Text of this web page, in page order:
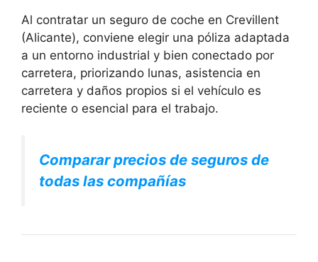
Al contratar un seguro de coche en Crevillent
(Alicante), conviene elegir una póliza adaptada
a un entorno industrial y bien conectado por
carretera, priorizando lunas, asistencia en
carretera y daños propios si el vehículo es
reciente o esencial para el trabajo.
Comparar precios de seguros de
todas las compañías